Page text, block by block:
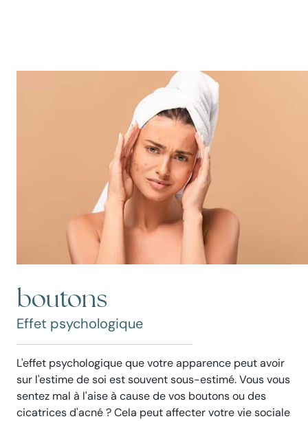
boutons
Effet psychologique
L'effet psychologique que votre apparence peut avoir
sur l'estime de soi est souvent sous-estimé. Vous vous
sentez mal à l'aise à cause de vos boutons ou des
cicatrices d'acné ? Cela peut affecter votre vie sociale